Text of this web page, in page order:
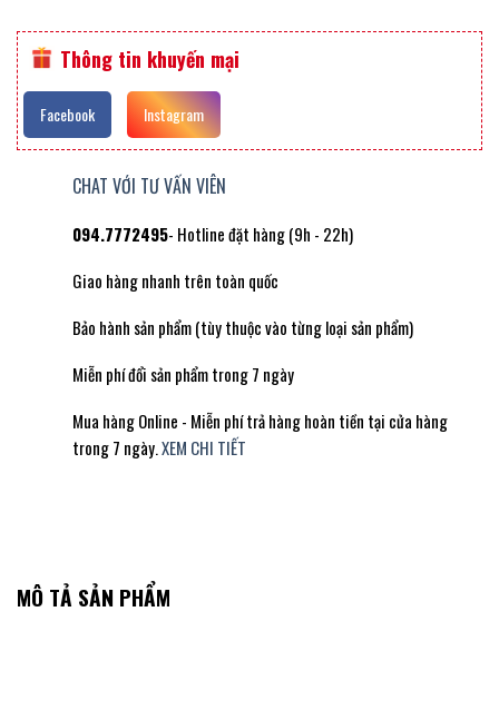
Thông tin khuyến mại
Facebook Instagram
CHAT VỚI TƯ VẤN VIÊN
094.7772495- Hotline đặt hàng (9h - 22h)
Giao hàng nhanh trên toàn quốc
Bảo hành sản phẩm (tùy thuộc vào từng loại sản phẩm)
Miễn phí đổi sản phẩm trong 7 ngày
Mua hàng Online - Miễn phí trả hàng hoàn tiền tại cửa hàng
trong 7 ngày.XEM CHI TIẾT
MÔ TẢ SẢN PHẨM